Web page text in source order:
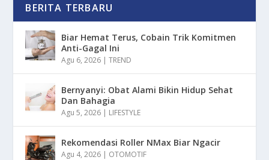
BERITA TERBARU
Biar Hemat Terus, Cobain Trik Komitmen
Anti-Gagal Ini
Agu 6, 2026 |TREND
Bernyanyi: Obat Alami Bikin Hidup Sehat
Dan Bahagia
Agu 5, 2026 | LIFESTYLE
Rekomendasi Roller NMax Biar Ngacir
Agu 4, 2026 | OTOMOTIF